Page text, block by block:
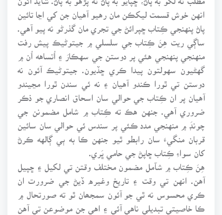
انهن خوش قسمت ليکڪن مان رهيو آهيان جن کي اڃا تائين
پاڻ پنهنجي ڪِتاب ڇپرائڻ جي تجري مان گذرڻو نه پيو آهي.
ساڳي ريت هِنَ ڪِتاب جي سلسلي ۾ جيتوڻيڪ پيش رفت
منهنجي پنهنجي هئي پر دوستن جي سهڪارَ ۽ اُتساهه اُن ۾
گهڻيون سهولتون پيدا ڪري ڇڏيون. جيتوڻيڪ آئون نه
دوستن تي ٿورا ڪندو آهيان ۽ نه ئي سندن ٿورا مڃيندو
آهيان پر ان ڪِتاب جي حوالي سان اسحاق انصاري جو ذڪر
ضروري آهي. جنهن هڪ ته ڪِتاب ۾ شامل مضمونن جي
چونڊَ ۾ منهنجي مدد ڪئي پر سندس ئي حوالي سان سائين
قربان منگيءَ سان رابطو ٿيو جنهن ڪا به ٻي ڳالهه ڪرڻ
کان سواءِ ڪِتاب ڇاپڻ جي حامي ڀَري.
هِنَ ڪِتاب ۾ شآمل مضمون مختلف وقتن تي لکيل ۽ ڇپيل
آهن. انهن تي وقت ۽ تاريخ وغيره ڏيڻ جي ضرورت ان
ڪري محسوس نه ٿي جو آئون سمجھان ٿو ته صورتحال ۾
ڪا خاصيتي تبديلي ناهي آئي ۽ اهي جن موضوعن تي آهن